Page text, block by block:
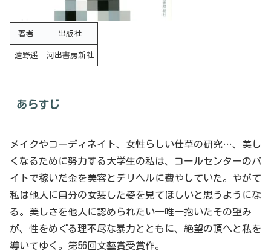
著者 出版社
遠野遥 河出書房新社
あらすじ
メイクやコーディネイト、女性らしい仕草の研究…、美し
くなるために努力する大学生の私は、コールセンターのバ
イトで稼いだ金を美容とデリヘルに費やしていた。やがて
私は他人に自分の女装した姿を見てほしいと思うようにな
る。美しさを他人に認められたい―唯一抱いたその望み
が、性をめぐる理不尽な暴力とともに、絶望の頂へと私を
導いてゆく。第56回文藝賞受賞作。